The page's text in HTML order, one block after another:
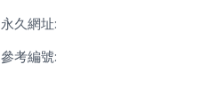
永久網址:
參考編號: